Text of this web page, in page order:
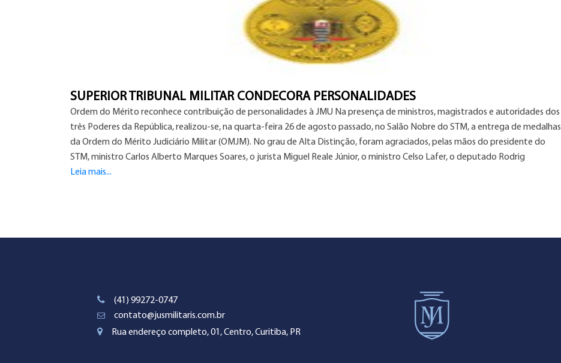
SUPERIOR TRIBUNAL MILITAR CONDECORA PERSONALIDADES
Ordem do Mérito reconhece contribuição de personalidades à JMU Na presença de ministros, magistrados e autoridades dos
três Poderes da República, realizou-se, na quarta-feira 26 de agosto passado, no Salão Nobre do STM, a entrega de medalhas
da Ordem do Mérito Judiciário Militar (OMJM). No grau de Alta Distinção, foram agraciados, pelas mãos do presidente do
STM, ministro Carlos Alberto Marques Soares, o jurista Miguel Reale Júnior, o ministro Celso Lafer, o deputado Rodrig
Leia mais...
(41) 99272-0747
contato@jusmilitaris.com.br
Rua endereço completo, 01, Centro, Curitiba, PR